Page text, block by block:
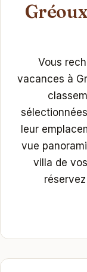
Vous
vacances à
leur
vue
villa de